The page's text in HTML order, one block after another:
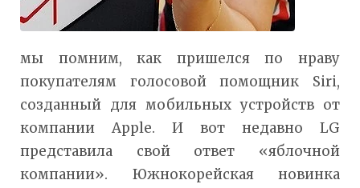
мы помним, как пришелся по нраву
покупателям голосовой помощник Siri,
созданный для мобильных устройств от
компании Apple. И вот недавно LG
представила свой ответ «яблочной
компании». Южнокорейская новинка